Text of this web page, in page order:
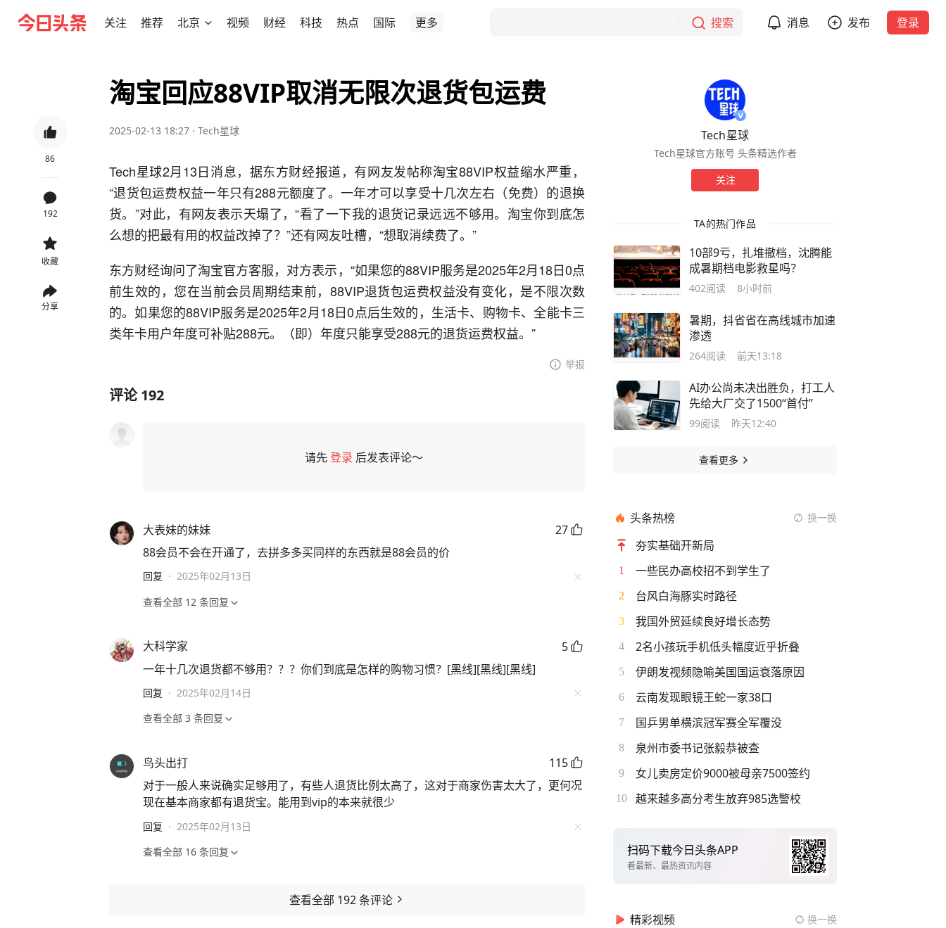
关注 推荐 北京 视频 财经 科技 热点 国际 更多 搜索 消息 发布 登录
86
192
收藏
分享
淘宝回应88VIP取消无限次退货包运费
2025-02-13 18:27 · Tech星球
Tech星球2月13日消息，据东方财经报道，有网友发帖称淘宝88VIP权益缩水严重，
“退货包运费权益一年只有288元额度了。一年才可以享受十几次左右（免费）的退换
货。”对此，有网友表示天塌了，“看了一下我的退货记录远远不够用。淘宝你到底怎
么想的把最有用的权益改掉了？”还有网友吐槽，“想取消续费了。”
东方财经询问了淘宝官方客服，对方表示，“如果您的88VIP服务是2025年2月18日0点
前生效的，您在当前会员周期结束前，88VIP退货包运费权益没有变化，是不限次数
的。如果您的88VIP服务是2025年2月18日0点后生效的，生活卡、购物卡、全能卡三
类年卡用户年度可补贴288元。（即）年度只能享受288元的退货运费权益。”
举报
评论192
请先登录 后发表评论～
大表妹的妹妹
27
88会员不会在开通了，去拼多多买同样的东西就是88会员的价
回复 · 2025年02月13日
查看全部 12 条回复
大科学家
5
一年十几次退货都不够用？？？你们到底是怎样的购物习惯？[黑线][黑线][黑线]
回复 · 2025年02月14日
查看全部 3 条回复
鸟头出打
115
对于一般人来说确实足够用了，有些人退货比例太高了，这对于商家伤害太大了，更何况
现在基本商家都有退货宝。能用到vip的本来就很少
回复 · 2025年02月13日
查看全部 16 条回复
查看全部 192条评论
Tech星球
Tech星球官方账号 头条精选作者
关注
TA的热门作品
10部9亏，扎堆撤档，沈腾能
成暑期档电影救星吗？
402阅读 8小时前
暑期，抖省省在高线城市加速
渗透
264阅读 前天13:18
AI办公尚未决出胜负，打工人
先给大厂交了1500“首付”
99阅读 昨天12:40
查看更多
头条热榜 换一换
夯实基础开新局
1 一些民办高校招不到学生了
2 台风白海豚实时路径
3 我国外贸延续良好增长态势
4 2名小孩玩手机低头幅度近乎折叠
5 伊朗发视频隐喻美国国运衰落原因
6 云南发现眼镜王蛇一家38口
7 国乒男单横滨冠军赛全军覆没
8 泉州市委书记张毅恭被查
9 女儿卖房定价9000被母亲7500签约
10 越来越多高分考生放弃985选警校
扫码下载今日头条APP
看最新、最热资讯内容
精彩视频 换一换